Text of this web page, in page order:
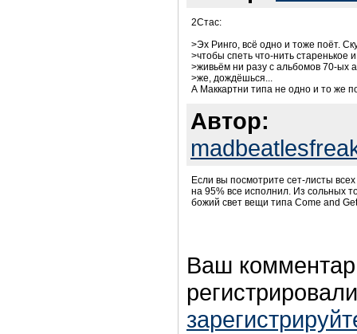
2Стас:
>Эх Ринго, всё одно и тоже поёт.
>чтобы спеть что-нить старенькое
>живьём ни разу с альбомов 70-ых
>же, дождёшься...
А Маккартни типа не одно и то же
Автор:
Если вы посмотрите сет-листы
на 95% все исполнил. Из сольных
божий свет вещи типа Come and
Ваш